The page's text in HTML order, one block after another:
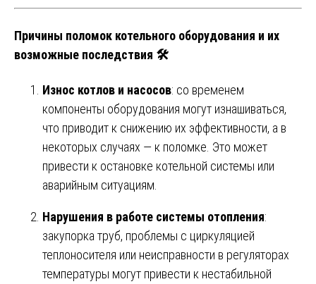
Причины поломок котельного оборудования и их
возможные последствия 🛠️
Износ котлов и насосов: со временем
компоненты оборудования могут изнашиваться,
что приводит к снижению их эффективности, а в
некоторых случаях — к поломке. Это может
привести к остановке котельной системы или
аварийным ситуациям.
Нарушения в работе системы отопления:
закупорка труб, проблемы с циркуляцией
теплоносителя или неисправности в регуляторах
температуры могут привести к нестабильной